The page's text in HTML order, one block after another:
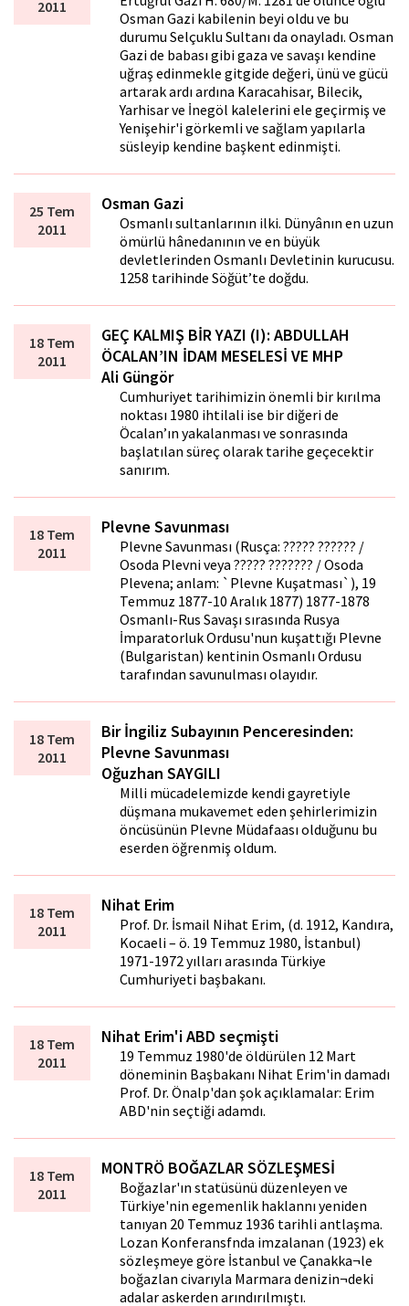
2011
Osman Gazi kabilenin beyi oldu ve bu
durumu Selçuklu Sultanı da onayladı. Osman
Gazi de babası gibi gaza ve savaşı kendine
uğraş edinmekle gitgide değeri, ünü ve gücü
artarak ardı ardına Karacahisar, Bilecik,
Yarhisar ve İnegöl kalelerini ele geçirmiş ve
Yenişehir'i görkemli ve sağlam yapılarla
süsleyip kendine başkent edinmişti.
25 Tem
2011
Osman Gazi
Osmanlı sultanlarının ilki. Dünyânın en uzun
ömürlü hânedanının ve en büyük
devletlerinden Osmanlı Devletinin kurucusu.
1258 tarihinde Söğüt’te doğdu.
18 Tem
2011
GEÇ KALMIŞ BİR YAZI (I): ABDULLAH
ÖCALAN’IN İDAM MESELESİ VE MHP
Ali Güngör
Cumhuriyet tarihimizin önemli bir kırılma
noktası 1980 ihtilali ise bir diğeri de
Öcalan’ın yakalanması ve sonrasında
başlatılan süreç olarak tarihe geçecektir
sanırım.
18 Tem
2011
Plevne Savunması
Plevne Savunması (Rusça: ????? ?????? /
Osoda Plevni veya ????? ??????? / Osoda
Plevena; anlam: `Plevne Kuşatması`), 19
Temmuz 1877-10 Aralık 1877) 1877-1878
Osmanlı-Rus Savaşı sırasında Rusya
İmparatorluk Ordusu'nun kuşattığı Plevne
(Bulgaristan) kentinin Osmanlı Ordusu
tarafından savunulması olayıdır.
18 Tem
2011
Bir İngiliz Subayının Penceresinden:
Plevne Savunması
Oğuzhan SAYGILI
Milli mücadelemizde kendi gayretiyle
düşmana mukavemet eden şehirlerimizin
öncüsünün Plevne Müdafaası olduğunu bu
eserden öğrenmiş oldum.
18 Tem
2011
Nihat Erim
Prof. Dr. İsmail Nihat Erim, (d. 1912, Kandıra,
Kocaeli – ö. 19 Temmuz 1980, İstanbul)
1971-1972 yılları arasında Türkiye
Cumhuriyeti başbakanı.
18 Tem
2011
Nihat Erim'i ABD seçmişti
19 Temmuz 1980'de öldürülen 12 Mart
döneminin Başbakanı Nihat Erim'in damadı
Prof. Dr. Önalp'dan şok açıklamalar: Erim
ABD'nin seçtiği adamdı.
18 Tem
2011
MONTRÖ BOĞAZLAR SÖZLEŞMESİ
Boğazlar'ın statüsünü düzenleyen ve
Türkiye'nin egemenlik haklannı yeniden
tanıyan 20 Temmuz 1936 tarihli antlaşma.
Lozan Konferansfnda imzalanan (1923) ek
sözleşmeye göre İstanbul ve Çanakka¬le
boğazlan civarıyla Marmara denizin¬deki
adalar askerden arındırılmıştı.